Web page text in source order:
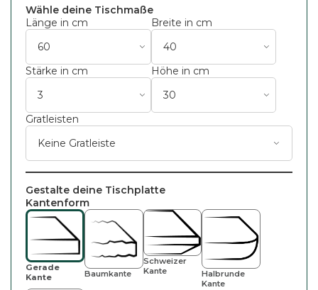
Wähle deine Tischmaße
Länge in cm
Breite in cm
Stärke in cm Höhe in cm
Gratleisten
Gestalte deine Tischplatte
Kantenform
Gerade
Kante
Baumkante
Schweizer
Kante
Halbrunde
Kante